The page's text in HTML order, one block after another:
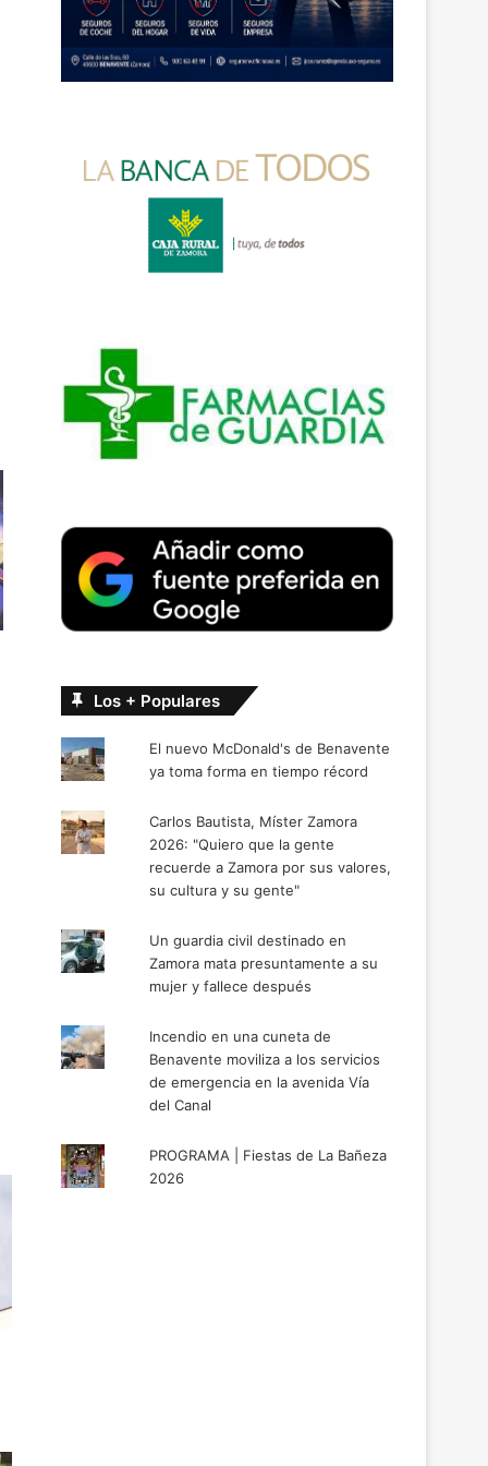
Los + Populares
El nuevo McDonald's de Benavente
ya toma forma en tiempo récord
Carlos Bautista, Míster Zamora
2026: "Quiero que la gente
recuerde a Zamora por sus valores,
su cultura y su gente"
Un guardia civil destinado en
Zamora mata presuntamente a su
mujer y fallece después
Incendio en una cuneta de
Benavente moviliza a los servicios
de emergencia en la avenida Vía
del Canal
PROGRAMA | Fiestas de La Bañeza
2026